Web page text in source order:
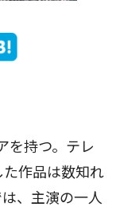
を持つ。テレ
作品は数知れ
、主演の一人